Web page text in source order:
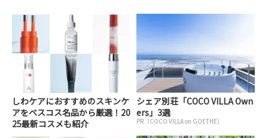
しわケアにおすすめのスキンケ
アをベスコス名品から厳選！20
25最新コスメも紹介
シェア別荘「COCO VILLA Own
ers」3選
PR（COCO VILLA on GOETHE）